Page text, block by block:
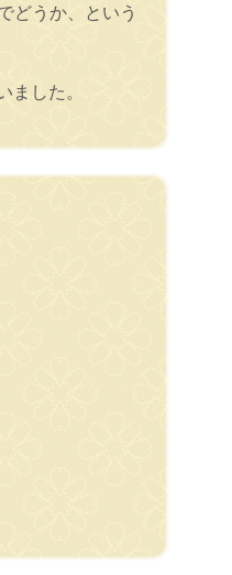
どうか、という
した。